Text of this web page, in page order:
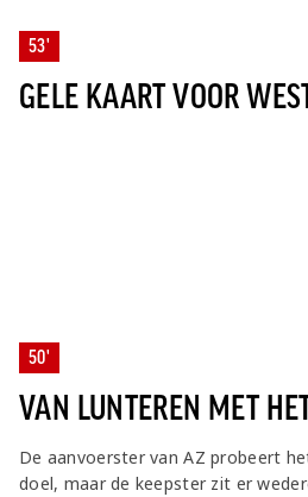
53'
GELE KAART VOOR
50'
VAN LUNTEREN MET
De aanvoerster van AZ probeert
doel, maar de keepster zit er